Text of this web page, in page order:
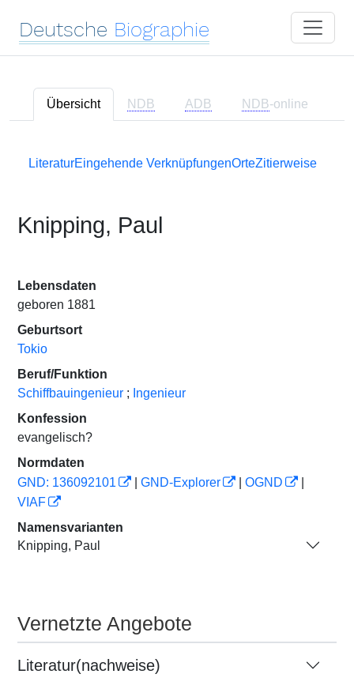
Deutsche Biographie
Übersicht NDB ADB NDB-online
LiteraturEingehende VerknüpfungenOrteZitierweise
Knipping, Paul
Lebensdaten
geboren 1881
Geburtsort
Tokio
Beruf/Funktion
Schiffbauingenieur ; Ingenieur
Konfession
evangelisch?
Normdaten
GND: 136092101
GND-Explorer OGND
VIAF
Namensvarianten
Knipping, Paul
Vernetzte Angebote
Literatur(nachweise)